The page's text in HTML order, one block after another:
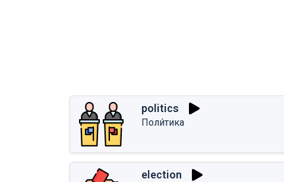
politics
Поли́тика
election